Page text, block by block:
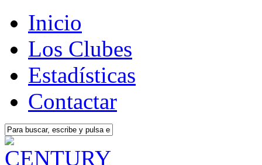
Inicio
Los Clubes
Estadísticas
Contactar